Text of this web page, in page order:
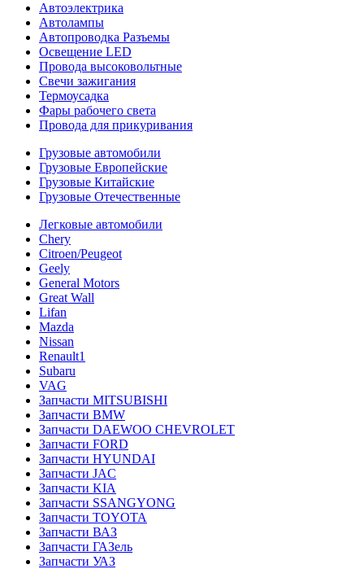
Автоэлектрика
Автолампы
Автопроводка Разъемы
Освещение LED
Провода высоковольтные
Свечи зажигания
Термоусадка
Фары рабочего света
Провода для прикуривания
Грузовые автомобили
Грузовые Европейские
Грузовые Китайские
Грузовые Отечественные
Легковые автомобили
Chery
Citroen/Peugeot
Geely
General Motors
Great Wall
Lifan
Mazda
Nissan
Renault1
Subaru
VAG
Запчасти MITSUBISHI
Запчасти BMW
Запчасти DAEWOO CHEVROLET
Запчасти FORD
Запчасти HYUNDAI
Запчасти JAC
Запчасти KIA
Запчасти SSANGYONG
Запчасти TOYOTA
Запчасти ВАЗ
Запчасти ГАЗель
Запчасти УАЗ